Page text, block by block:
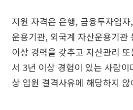
지원 자격은 은행, 금융투자업
운용기관, 외국계 자산운용기관
이상 경력을 갖추고 자산관리
서 3년 이상 경험이 있는 사람이
상 임원 결격사유에 해당하지